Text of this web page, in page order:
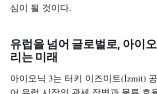
심이 될 것이다.
유럽을 넘어 글로벌로, 아이
리는 미래
아이오닉 3는 터키 이즈미트(İzmit)